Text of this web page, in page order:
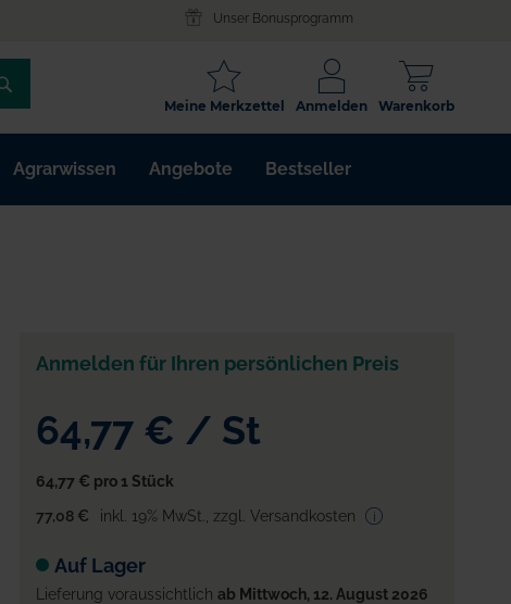
Unser Bonusprogramm
/
ARTIKELNR.
/
Warenkorb
Anmelden
Meine Merkzettel
Agrarwissen Angebote Bestseller
Anmelden für Ihren persönlichen Preis
64,77 € / St
64,77 € pro 1 Stück
77,08 €
inkl. 19% MwSt. zzgl. Versandkosten
Auf Lager
Lieferung voraussichtlich ab Mittwoch, 12. August 2026